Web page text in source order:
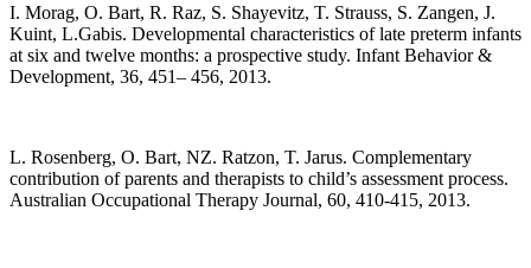
I. Morag, O. Bart, R. Raz, S. Shayevitz, T. Strauss, S. Zangen, J.
Kuint, L.Gabis. Developmental characteristics of late preterm infants
at six and twelve months: a prospective study. Infant Behavior &
Development, 36, 451– 456, 2013.
L. Rosenberg, O. Bart, NZ. Ratzon, T. Jarus. Complementary
contribution of parents and therapists to child’s assessment process.
Australian Occupational Therapy Journal, 60, 410-415, 2013.